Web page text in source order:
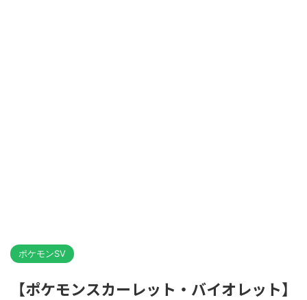
ポケモンSV
【ポケモンスカーレット・バイオレット】